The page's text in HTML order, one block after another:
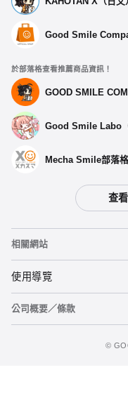
2024年11月發
Good Smile
於部落格查看推薦商品資訊！
GOOD SMILE
Good Smile Labo（
Mecha Smile部落格
查
相關網站
黏土人
黏土人臉部製造機（英文）
使用導覽
重要公告
公司概要／條款
©️